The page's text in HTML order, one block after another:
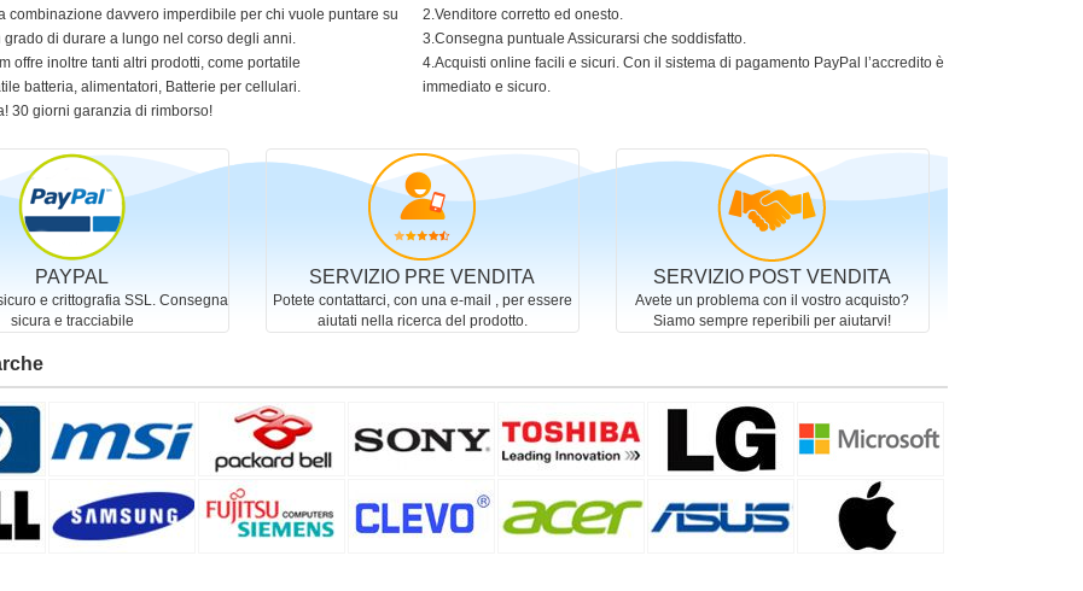
combinazione davvero imperdibile per chi vuole puntare su
grado di durare a lungo nel corso degli anni.
offre inoltre tanti altri prodotti, come portatile
batteria, alimentatori, Batterie per cellulari.
30 giorni garanzia di rimborso!
2.Venditore corretto ed onesto.
3.Consegna puntuale Assicurarsi che soddisfatto.
4.Acquisti online facili e sicuri. Con il sistema di pagamento PayPal l’accredito è
immediato e sicuro.
PAYPAL
e crittografia SSL. Consegna
sicura e tracciabile
SERVIZIO PRE VENDITA
Potete contattarci, con una e-mail , per essere
aiutati nella ricerca del prodotto.
SERVIZIO POST VENDITA
Avete un problema con il vostro acquisto?
Siamo sempre reperibili per aiutarvi!